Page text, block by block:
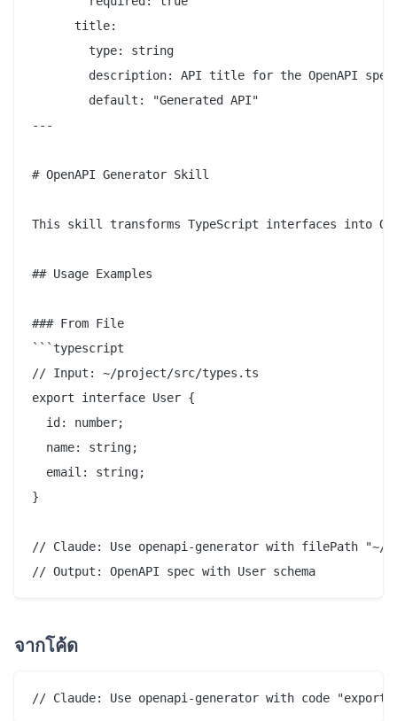
      title:
        type: string
        description: API title for the OpenAPI spec
        default: "Generated API"
---
# OpenAPI Generator Skill
This skill transforms TypeScript interfaces into
## Usage Examples
### From File
```typescript
// Input: ~/project/src/types.ts
export interface User {
  id: number;
  name: string;
  email: string;
}
// Claude: Use openapi-generator with filePath
จากโค้ด